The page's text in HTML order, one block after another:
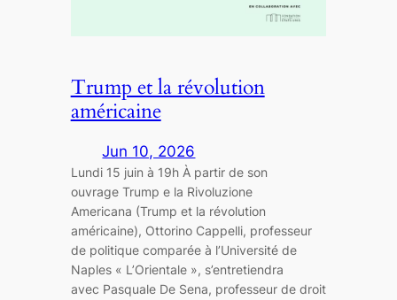
Trump et la révolution
américaine
Jun 10, 2026
Lundi 15 juin à 19h À partir de son
ouvrage Trump e la Rivoluzione
Americana (Trump et la révolution
américaine), Ottorino Cappelli, professeur
de politique comparée à l’Université de
Naples « L’Orientale », s’entretiendra
avec Pasquale De Sena, professeur de droit